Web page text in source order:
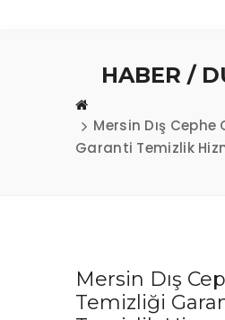
HABER /
Mersin Dış
Garanti Temizlik
Mersin Dış
Temizliği